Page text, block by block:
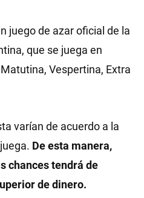
juego de azar oficial de la
que se juega en
Vespertina, Extra
varían de acuerdo a la
De esta manera,
chances tendrá de
de dinero.